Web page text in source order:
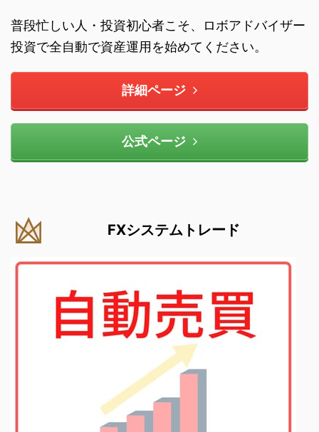
普段忙しい人・投資初心者こそ、ロボアドバイザー
投資で全自動で資産運用を始めてください。
詳細ページ
公式ページ
FXシステムトレード